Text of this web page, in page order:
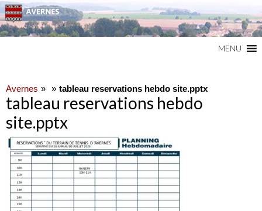
MENU
Avernes tableau reservations hebdo site.pptx
tableau reservations hebdo
site.pptx